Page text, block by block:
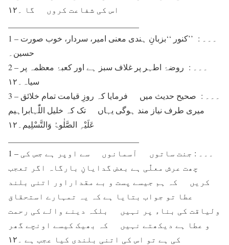
اس کی شفاعت کروں گا ۔۱۲
1 – ۔۔۔ : ’’کنور ‘‘بزبانِ ہندی معنی امیر، سردار، خوب صورت
حسین۔
2 – ۔۔۔ : روضۂ اطہر پر غلاف سبز ہے اور کعبۂ معظمہ پر
سیاہ۔۱۲
3 – ۔۔۔ : صحیح حدیث میں فرمایا کہ روزِ قیامت تمام خلائق
میری طرف نیاز مند ہوگی یہاں تک کہ خلیل اللّٰہابراہیم
عَلَیْہِ الصَّلٰوۃُ وَالتَّسْلِیم۔۱۲
1 – ۔۔۔ : جنت ساتوں آسمانوں سے اوپر ہے جس کی
چھت عرش معلّٰی ہے بعض گدایانِ بارگاہ اگر تعجب
کریں کہ ہم جیسے پست و بے مقداراور اتنی بلند
عطا تو جواب بتایا ہے کہ یہ تمہارے استحقاق
ولیاقت کی بناء پر نہیں بلکہ دینے والے کی رحمت
و عطا ہے دیکھتے نہیں کہ بھیک کیسے اونچے گھر
کی ہے تو اس کی اتنی بلندی کیا عجب ہے ۔۱۲